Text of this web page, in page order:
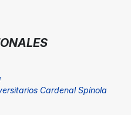
Cardenal Spínola